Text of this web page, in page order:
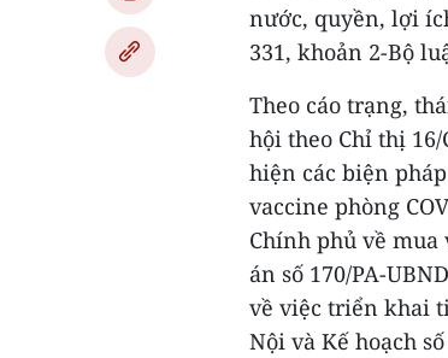
nước, quyền, lợi
331, khoản 2-Bộ
Theo cáo trạng,
hội theo Chỉ thị
hiện các biện
vaccine phòng
Chính phủ về mua
án số 170/PA-
về việc triển khai
Nội và Kế hoạch